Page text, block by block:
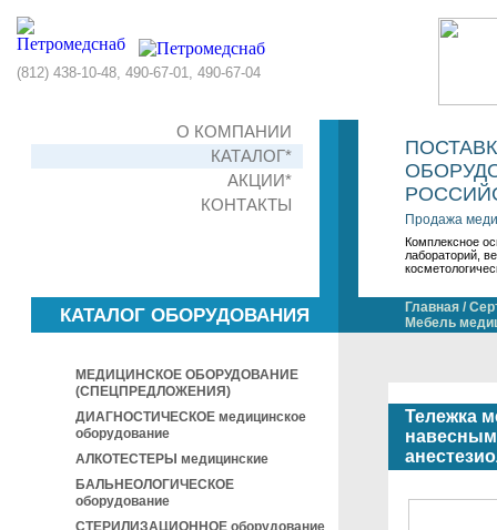
(812) 438-10-48, 490-67-01, 490-67-04
О КОМПАНИИ
КАТАЛОГ*
АКЦИИ*
КОНТАКТЫ
Продажа
Комплексное
лабораторий,
КАТАЛОГ ОБОРУДОВАНИЯ
МЕДИЦИНСКОЕ ОБОРУДОВАНИЕ
(СПЕЦПРЕДЛОЖЕНИЯ)
ДИАГНОСТИЧЕСКОЕ медицинское
оборудование
АЛКОТЕСТЕРЫ медицинские
БАЛЬНЕОЛОГИЧЕСКОЕ
оборудование
СТЕРИЛИЗАЦИОННОЕ оборудование
Главная /
Мебель
Тележка